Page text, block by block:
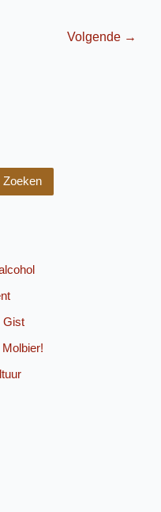
Volgende →
Zoeken
Gist